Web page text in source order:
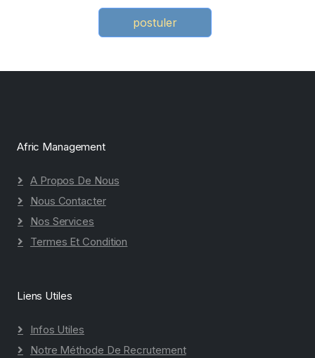
postuler
Afric Management
A Propos De Nous
Nous Contacter
Nos Services
Termes Et Condition
Liens Utiles
Infos Utiles
Notre Méthode De Recrutement